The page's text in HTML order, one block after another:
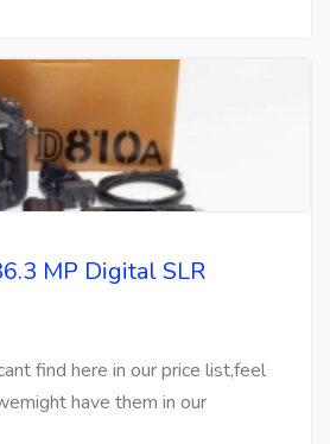
MP Digital SLR
find here in our price list,feel
have them in our